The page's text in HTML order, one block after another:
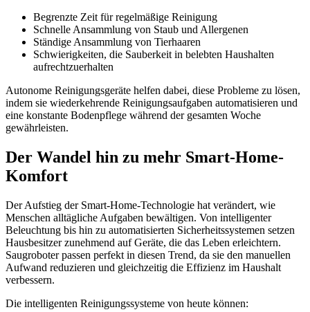
Begrenzte Zeit für regelmäßige Reinigung
Schnelle Ansammlung von Staub und Allergenen
Ständige Ansammlung von Tierhaaren
Schwierigkeiten, die Sauberkeit in belebten Haushalten
aufrechtzuerhalten
Autonome Reinigungsgeräte helfen dabei, diese Probleme zu lösen,
indem sie wiederkehrende Reinigungsaufgaben automatisieren und
eine konstante Bodenpflege während der gesamten Woche
gewährleisten.
Der Wandel hin zu mehr Smart-Home-
Komfort
Der Aufstieg der Smart-Home-Technologie hat verändert, wie
Menschen alltägliche Aufgaben bewältigen. Von intelligenter
Beleuchtung bis hin zu automatisierten Sicherheitssystemen setzen
Hausbesitzer zunehmend auf Geräte, die das Leben erleichtern.
Saugroboter passen perfekt in diesen Trend, da sie den manuellen
Aufwand reduzieren und gleichzeitig die Effizienz im Haushalt
verbessern.
Die intelligenten Reinigungssysteme von heute können: